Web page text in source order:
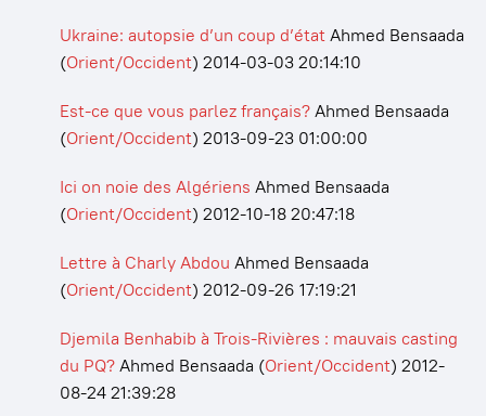
Ukraine: autopsie d’un coup d’étatAhmed Bensaada
(Orient/Occident) 2014-03-03 20:14:10
Est-ce que vous parlez français?Ahmed Bensaada
(Orient/Occident) 2013-09-23 01:00:00
Ici on noie des Algériens Ahmed Bensaada
(Orient/Occident) 2012-10-18 20:47:18
Lettre à Charly Abdou Ahmed Bensaada
(Orient/Occident) 2012-09-26 17:19:21
Djemila Benhabib à Trois-Rivières : mauvais casting
du PQ?Ahmed Bensaada (Orient/Occident) 2012-
08-24 21:39:28